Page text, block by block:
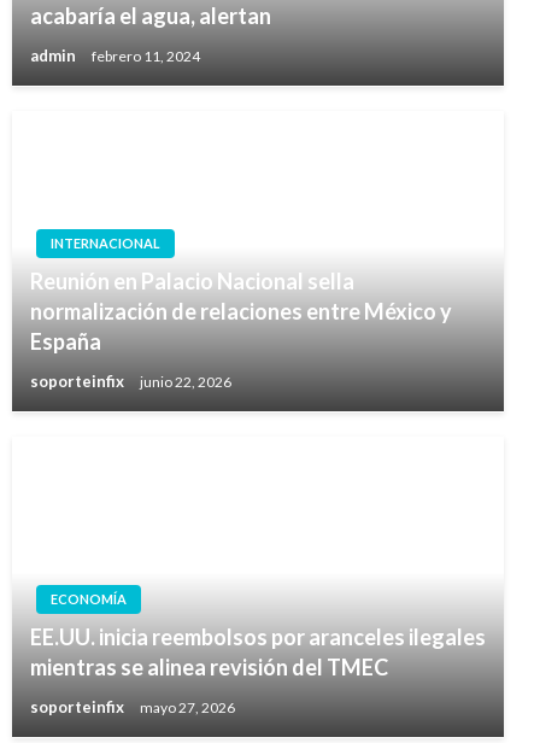
acabaría el agua, alertan
admin febrero 11, 2024
INTERNACIONAL
Reunión en Palacio Nacional sella
normalización de relaciones entre México y
España
soporteinfix junio 22, 2026
ECONOMÍA
EE.UU. inicia reembolsos por aranceles ilegales
mientras se alinea revisión del TMEC
soporteinfix mayo 27, 2026